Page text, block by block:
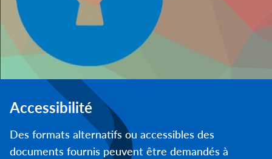
Accessibilité
Des formats alternatifs ou accessibles des
documents fournis peuvent être demandés à